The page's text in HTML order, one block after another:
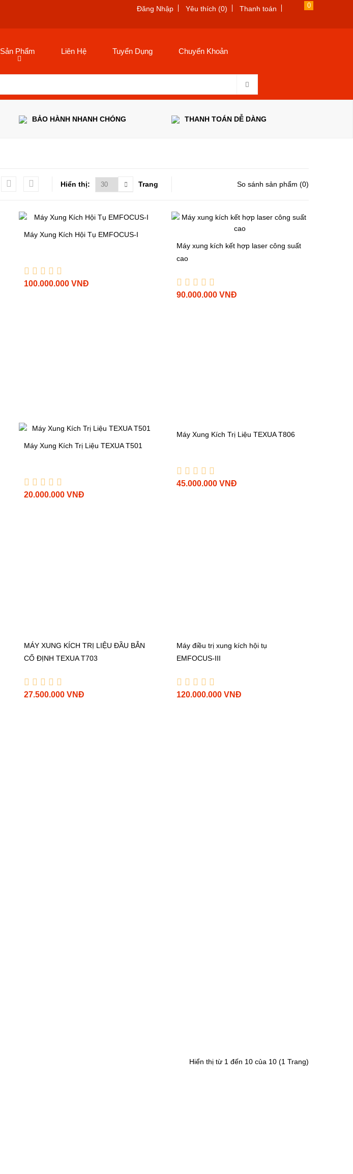
Đăng Nhập Yêu thích (0) Thanh toán 0
Sản Phẩm Liên Hệ Tuyển Dụng Chuyển Khoản
BẢO HÀNH NHANH CHÓNG THANH TOÁN DỄ DÀNG
So sánh sản phẩm (0)
Hiển thị: Trang
Máy Xung Kích Hội Tụ EMFOCUS-I
100.000.000 VNĐ
Máy xung kích kết hợp laser công suất
cao
90.000.000 VNĐ
Máy Xung Kích Trị Liệu TEXUA T501
20.000.000 VNĐ
MÁY XUNG KÍCH TRỊ LIỆU ĐẦU BẮN
CỐ ĐỊNH TEXUA T703
27.500.000 VNĐ
Máy điều trị xung kích hội tụ
EMFOCUS-III
120.000.000 VNĐ
Hiển thị từ 1 đến 10 của 10 (1 Trang)